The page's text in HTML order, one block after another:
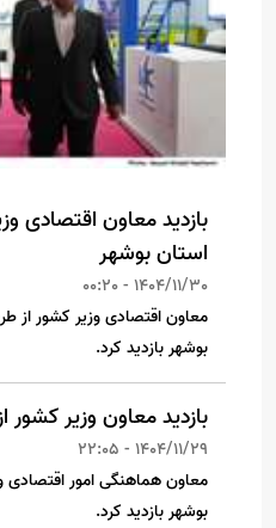
بازدید معاون اقتصادی
استان بوشهر
1404/11/30 - 00:20
معاون اقتصادی وزیر کشور از
بوشهر بازدید کرد.
بازدید معاون وزیر کشور
1404/11/29 - 22:05
معاون هماهنگی امور اقتصادی
بوشهر بازدید کرد.